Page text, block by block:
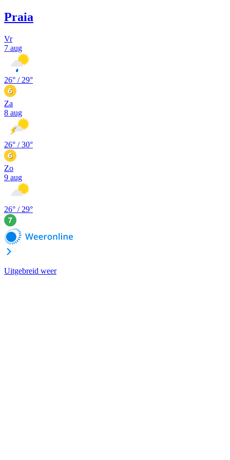
Praia
Vr
7 aug
26° / 29°
Za
8 aug
26° /30°
Zo
9 aug
26° / 29°
Uitgebreid weer